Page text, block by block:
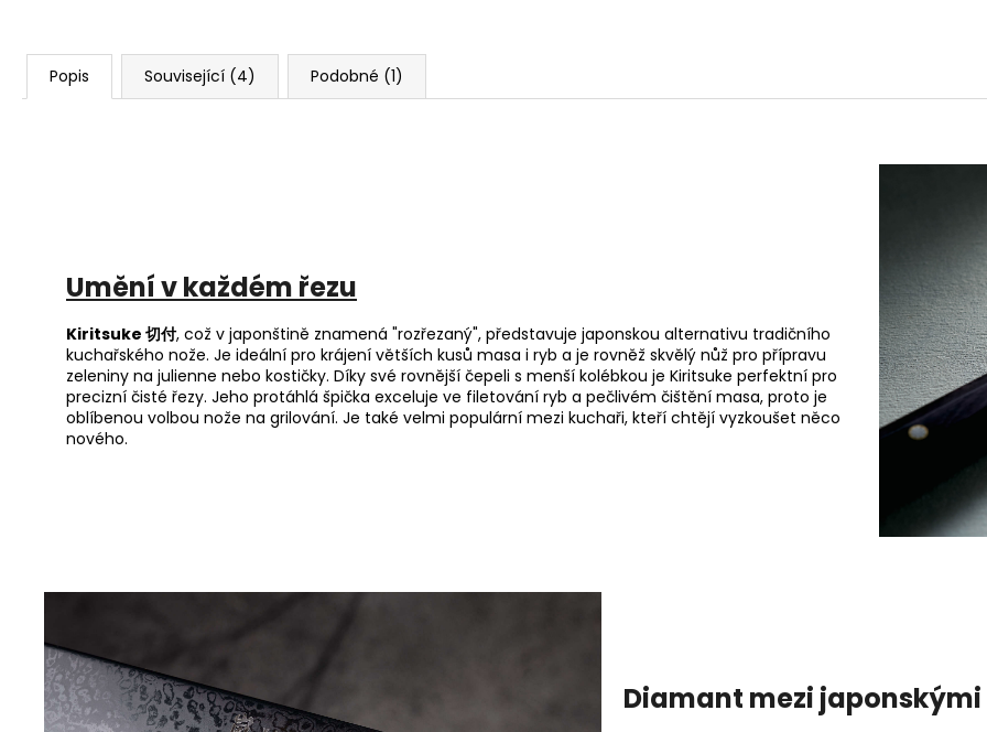
Popis Související (4) Podobné (1)
Umění v každém řezu
Kiritsuke 切付, což v japonštině znamená "rozřezaný", představuje japonskou alternativu tradičního
kuchařského nože. Je ideální pro krájení větších kusů masa i ryb a je rovněž skvělý nůž pro přípravu
zeleniny na julienne nebo kostičky. Díky své rovnější čepeli s menší kolébkou je Kiritsuke perfektní pro
precizní čisté řezy. Jeho protáhlá špička exceluje ve filetování ryb a pečlivém čištění masa, proto je
oblíbenou volbou nože na grilování. Je také velmi populární mezi kuchaři, kteří chtějí vyzkoušet něco
nového.
Diamant mezi japonskými